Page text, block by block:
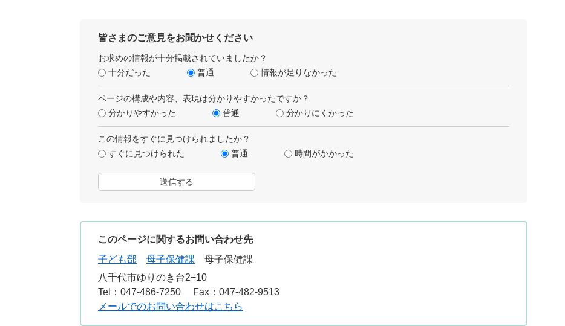
皆さまのご意見をお聞かせください
お求めの情報が十分掲載されていましたか？
十分だった
普通 情報が足りなかった
ページの構成や内容、表現は分かりやすかったですか？
分かりやすかった
普通 分かりにくかった
この情報をすぐに見つけられましたか？
すぐに見つけられた
普通 時間がかかった
このページに関するお問い合わせ先
子ども部
母子保健課
母子保健課
八千代市ゆりのき台2−10
Tel：047-486-7250
Fax：047-482-9513
メールでのお問い合わせはこちら